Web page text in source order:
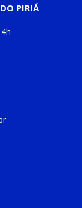
PIRIÁ